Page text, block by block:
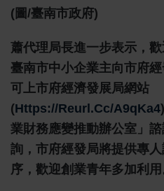
(圖/臺南市政府)
蕭代理局長進一步表示，
臺南市中小企業主向市府
可上市府經濟發展局網站
(Https://reurl.cc/a9qKa4
業財務應變推動辦公室」
詢，市府經發局將提供專
序，歡迎創業青年多加利用